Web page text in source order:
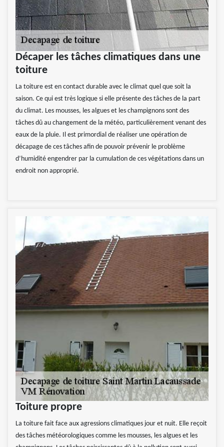
Décaper les tâches climatiques dans une
toiture
La toiture est en contact durable avec le climat quel que soit la
saison. Ce qui est très logique si elle présente des tâches de la part
du climat. Les mousses, les algues et les champignons sont des
tâches dû au changement de la météo, particulièrement venant des
eaux de la pluie. Il est primordial de réaliser une opération de
décapage de ces tâches afin de pouvoir prévenir le problème
d’humidité engendrer par la cumulation de ces végétations dans un
endroit non approprié.
Toiture propre
La toiture fait face aux agressions climatiques jour et nuit. Elle reçoit
des tâches météorologiques comme les mousses, les algues et les